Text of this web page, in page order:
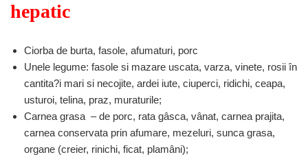
hepatic
Ciorba de burta, fasole, afumaturi, porc
Unele legume: fasole si mazare uscata, varza, vinete, rosii în
cantita?i mari si necojite, ardei iute, ciuperci, ridichi, ceapa,
usturoi, telina, praz, muraturile;
Carnea grasa – de porc, rata gâsca, vânat, carnea prajita,
carnea conservata prin afumare, mezeluri, sunca grasa,
organe (creier, rinichi, ficat, plamâni);